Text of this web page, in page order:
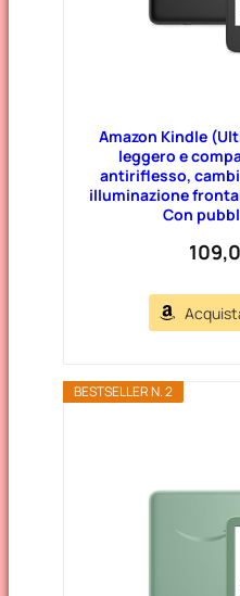
Amazon Kindle
leggero e
antiriflesso,
illuminazione
Con
BESTSELLER N. 2